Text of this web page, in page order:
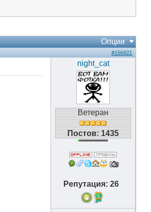
Опции
#156921
night_cat
Ветеран
Постов: 1435
Репутация: 26
5